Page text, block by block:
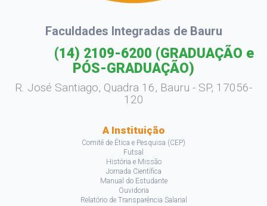
Faculdades Integradas de Bauru
(14) 2109-6200 (GRADUAÇÃO e
PÓS-GRADUAÇÃO)
R. José Santiago, Quadra 16, Bauru - SP, 17056-
120
A Instituição
Comitê de Ética e Pesquisa (CEP)
Futsal
História e Missão
Jornada Científica
Manual do Estudante
Ouvidoria
Relatório de Transparência Salarial